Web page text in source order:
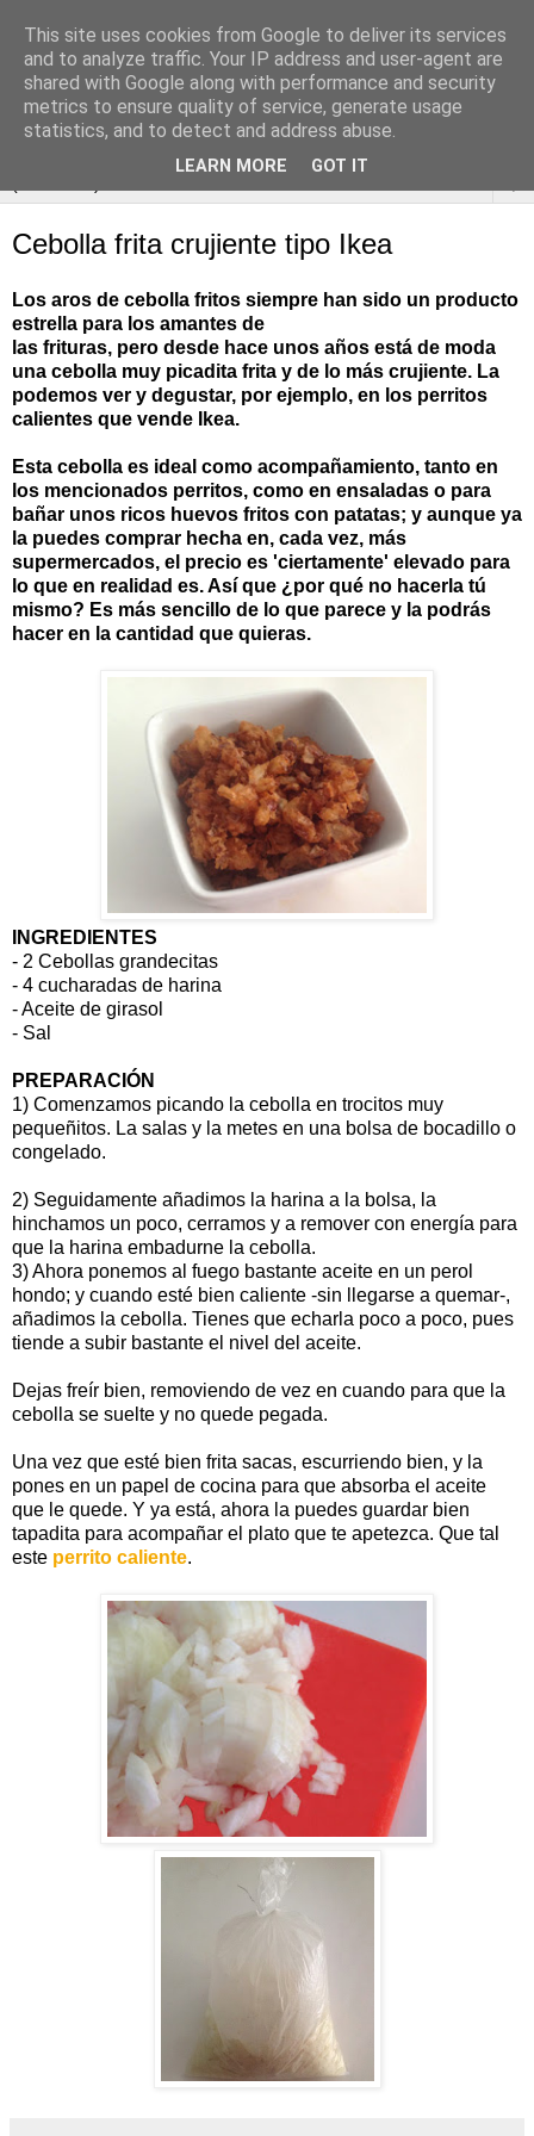
Cebolla frita crujiente tipo Ikea
Los aros de cebolla fritos siempre han sido un producto
estrella para los amantes de
las frituras, pero desde hace unos años está de moda
una cebolla muy picadita frita y de lo más crujiente. La
podemos ver y degustar, por ejemplo, en los perritos
calientes que vende Ikea.
Esta cebolla es ideal como acompañamiento, tanto en
los mencionados perritos, como en ensaladas o para
bañar unos ricos huevos fritos con patatas; y aunque ya
la puedes comprar hecha en, cada vez, más
supermercados, el precio es 'ciertamente' elevado para
lo que en realidad es. Así que ¿por qué no hacerla tú
mismo? Es más sencillo de lo que parece y la podrás
hacer en la cantidad que quieras.
INGREDIENTES
- 2 Cebollas grandecitas
- 4 cucharadas de harina
- Aceite de girasol
- Sal
PREPARACIÓN
1) Comenzamos picando la cebolla en trocitos muy
pequeñitos. La salas y la metes en una bolsa de bocadillo o
congelado.
2) Seguidamente añadimos la harina a la bolsa, la
hinchamos un poco, cerramos y a remover con energía para
que la harina embadurne la cebolla.
3) Ahora ponemos al fuego bastante aceite en un perol
hondo; y cuando esté bien caliente -sin llegarse a quemar-,
añadimos la cebolla. Tienes que echarla poco a poco, pues
tiende a subir bastante el nivel del aceite.
Dejas freír bien, removiendo de vez en cuando para que la
cebolla se suelte y no quede pegada.
Una vez que esté bien frita sacas, escurriendo bien, y la
pones en un papel de cocina para que absorba el aceite
que le quede. Y ya está, ahora la puedes guardar bien
tapadita para acompañar el plato que te apetezca. Que tal
este perrito caliente.
This site uses cookies from Google to deliver its services
and to analyze traffic. Your IP address and user-agent are
shared with Google along with performance and security
metrics to ensure quality of service, generate usage
statistics, and to detect and address abuse.
LEARN MORE GOT IT